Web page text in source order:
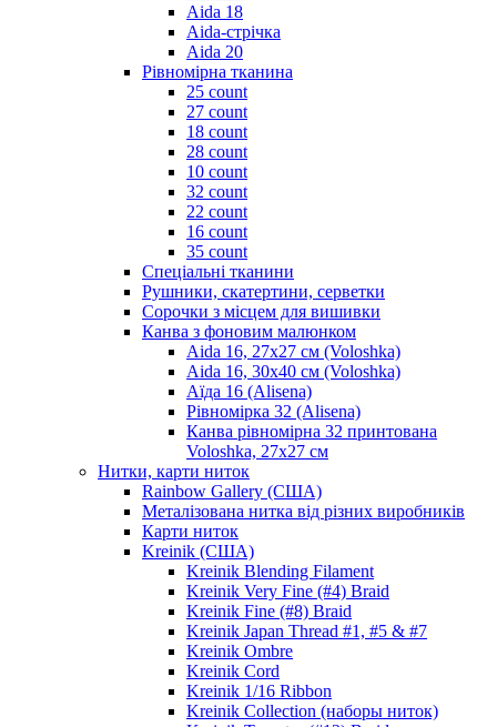
Aida 18
Aida-стрічка
Aida 20
Рівномірна тканина
25 count
27 count
18 count
28 count
10 count
32 count
22 count
16 count
35 count
Спеціальні тканини
Рушники, скатертини, серветки
Сорочки з місцем для вишивки
Канва з фоновим малюнком
Aida 16, 27х27 см (Voloshka)
Aida 16, 30х40 см (Voloshka)
Аїда 16 (Alisena)
Рівномірка 32 (Alisena)
Канва рівномірна 32 принтована
Voloshka, 27х27 см
Нитки, карти ниток
Rainbow Gallery (США)
Металізована нитка від різних виробників
Карти ниток
Kreinik (США)
Kreinik Blending Filament
Kreinik Very Fine (#4) Braid
Kreinik Fine (#8) Braid
Kreinik Japan Thread #1, #5 & #7
Kreinik Ombre
Kreinik Cord
Kreinik 1/16 Ribbon
Kreinik Collection (наборы ниток)